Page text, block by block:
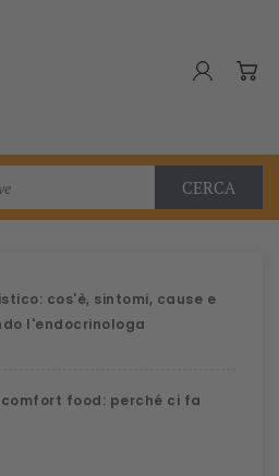
CERCA
cos'è, sintomi, cause e
l'endocrinologa
food: perché ci fa